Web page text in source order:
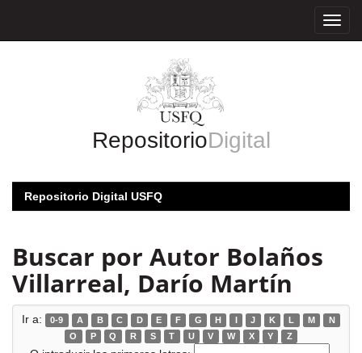
RepositorioDigital
Repositorio Digital USFQ
Buscar por Autor Bolaños
Villarreal, Darío Martín
Ir a: 0-9 A B C D E F G H I J K L M
N
O
P Q R S T U V W X Y Z